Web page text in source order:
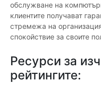
обслужване на
клиентите получават
стремежа на
спокойствие за своите
Ресурси за
рейтингите: